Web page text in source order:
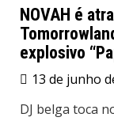
NOVAH é
explosivo
13 de junho
DJ belga toca